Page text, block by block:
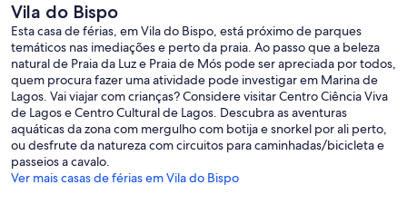
Vila do Bispo
Esta casa de férias, em Vila do Bispo, está próximo de parques
temáticos nas imediações e perto da praia. Ao passo que a beleza
natural de Praia da Luz e Praia de Mós pode ser apreciada por todos,
quem procura fazer uma atividade pode investigar em Marina de
Lagos. Vai viajar com crianças? Considere visitar Centro Ciência Viva
de Lagos e Centro Cultural de Lagos. Descubra as aventuras
aquáticas da zona com mergulho com botija e snorkel por ali perto,
ou desfrute da natureza com circuitos para caminhadas/bicicleta e
passeios a cavalo.
Ver mais casas de férias em Vila do Bispo